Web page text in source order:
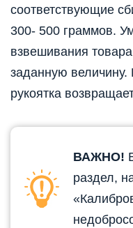
соответствующие
300- 500 граммов.
взвешивания
заданную величину.
рукоятка
ВАЖНО!
раздел,